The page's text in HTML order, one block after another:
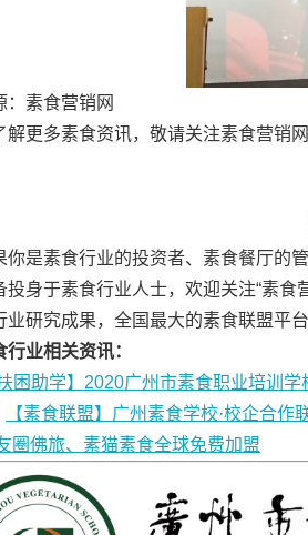
：素食营销网
解更多素食资讯，敬请关注素食营销
你是素食行业的投资者、素食餐厅的
投身于素食行业人士，欢迎关注“素
业研究成果，全国最大的素食联盟平
行业相关资讯：
扶困助学】2020广州市素食职业培训
【素食联盟】广州素食学校·校企合作
圈佛旅、素猫素食全球免费加盟